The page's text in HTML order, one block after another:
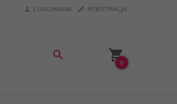
LOGOWANIE REJESTRACJA
0